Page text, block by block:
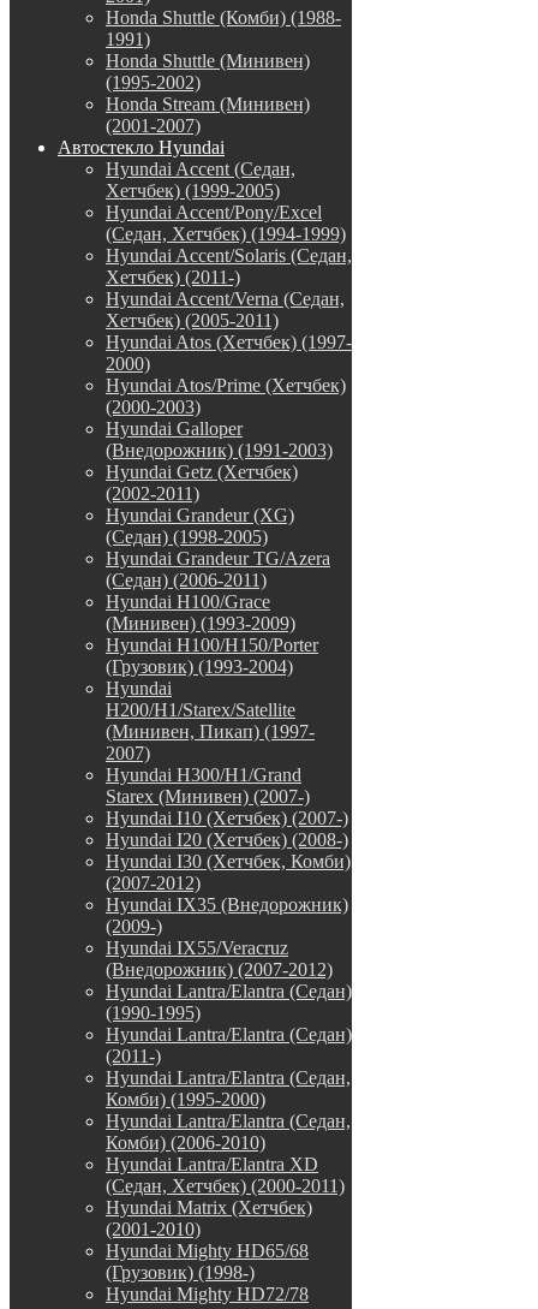
Honda Shuttle (Комби) (1988-
1991)
Honda Shuttle (Минивен)
(1995-2002)
Honda Stream (Минивен)
(2001-2007)
Автостекло Hyundai
Hyundai Accent (Седан,
Хетчбек) (1999-2005)
Hyundai Accent/Pony/Excel
(Седан, Хетчбек) (1994-1999)
Hyundai Accent/Solaris (Седан,
Хетчбек) (2011-)
Hyundai Accent/Verna (Седан,
Хетчбек) (2005-2011)
Hyundai Atos (Хетчбек) (1997-
2000)
Hyundai Atos/Prime (Хетчбек)
(2000-2003)
Hyundai Galloper
(Внедорожник) (1991-2003)
Hyundai Getz (Хетчбек)
(2002-2011)
Hyundai Grandeur (XG)
(Седан) (1998-2005)
Hyundai Grandeur TG/Azera
(Седан) (2006-2011)
Hyundai H100/Grace
(Минивен) (1993-2009)
Hyundai H100/H150/Porter
(Грузовик) (1993-2004)
Hyundai
H200/H1/Starex/Satellite
(Минивен, Пикап) (1997-
2007)
Hyundai H300/H1/Grand
Starex (Минивен) (2007-)
Hyundai I10 (Хетчбек) (2007-)
Hyundai I20 (Хетчбек) (2008-)
Hyundai I30 (Хетчбек, Комби)
(2007-2012)
Hyundai IX35 (Внедорожник)
(2009-)
Hyundai IX55/Veracruz
(Внедорожник) (2007-2012)
Hyundai Lantra/Elantra (Седан)
(1990-1995)
Hyundai Lantra/Elantra (Седан)
(2011-)
Hyundai Lantra/Elantra (Седан,
Комби) (1995-2000)
Hyundai Lantra/Elantra (Седан,
Комби) (2006-2010)
Hyundai Lantra/Elantra XD
(Седан, Хетчбек) (2000-2011)
Hyundai Matrix (Хетчбек)
(2001-2010)
Hyundai Mighty HD65/68
(Грузовик) (1998-)
Hyundai Mighty HD72/78